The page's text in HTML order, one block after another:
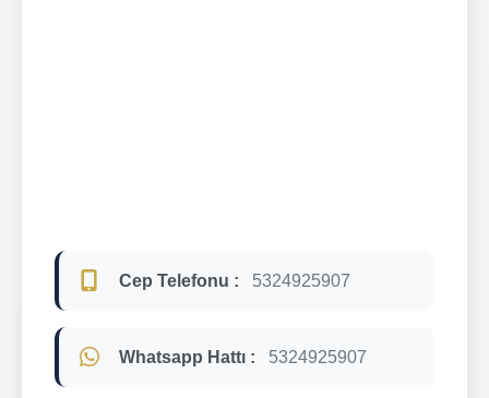
Cep Telefonu : 5324925907
Whatsapp Hattı : 5324925907